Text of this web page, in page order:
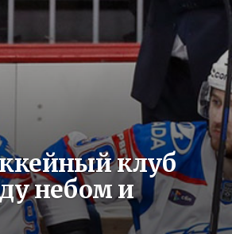
клуб
небом и